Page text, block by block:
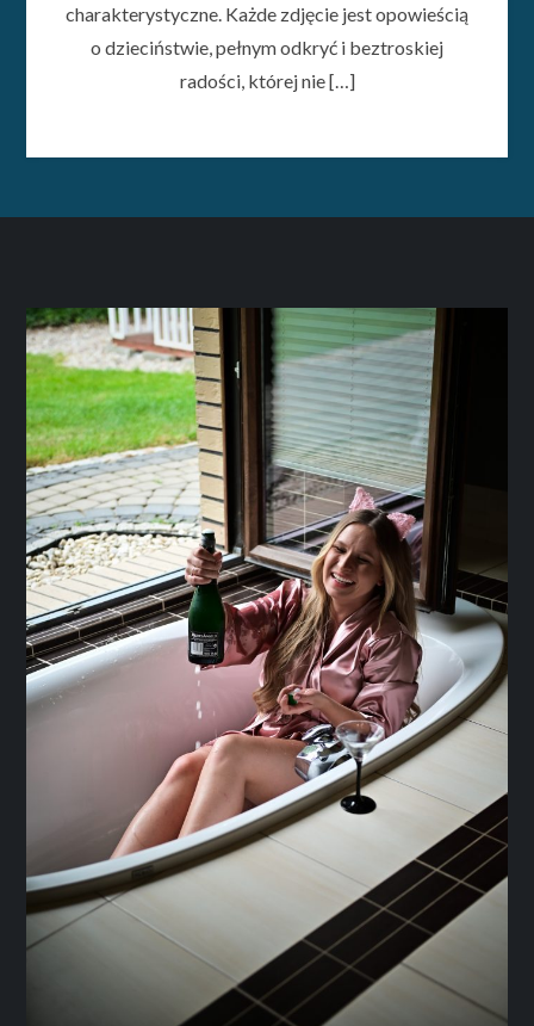
charakterystyczne. Każde zdjęcie jest opowieścią
o dzieciństwie, pełnym odkryć i beztroskiej
radości, której nie […]